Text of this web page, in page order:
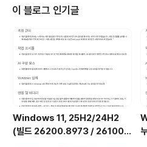
도로 연결되어지기 때문에......... 안습입니다...
경해서 인터넷 속도가 더 좋아지면 다행이구
정을 원래 상태로 돌리면 되니까 손해보는 것
습니다....ㅋ
이 블로그 인기글
Windows 11, 25H2/24H2
(빌드 26200.8973 / 26100.